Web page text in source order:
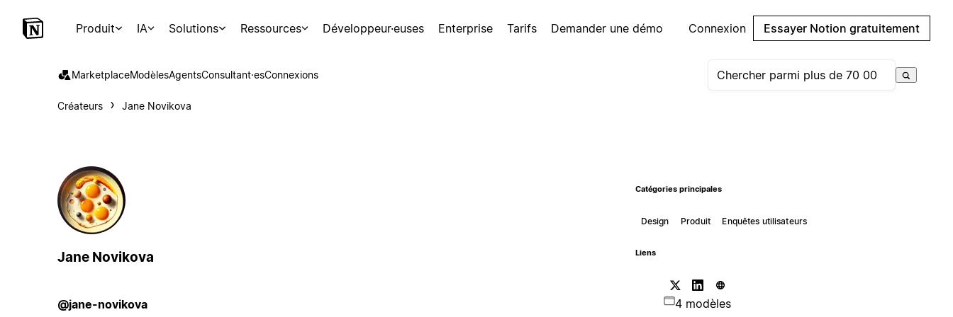
Produit IA Solutions Ressources Développeur·euses Enterprise Tarifs Demander une démo Connexion Essayer Notion gratuitement
MarketplaceModèlesAgentsConsultant·esConnexions
Créateurs Jane Novikova
Jane Novikova
@jane-novikova
Catégories principales
Design Produit Enquêtes utilisateurs
Liens
4 modèles